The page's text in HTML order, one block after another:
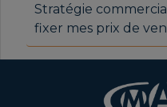
Stratégie
fixer mes prix de